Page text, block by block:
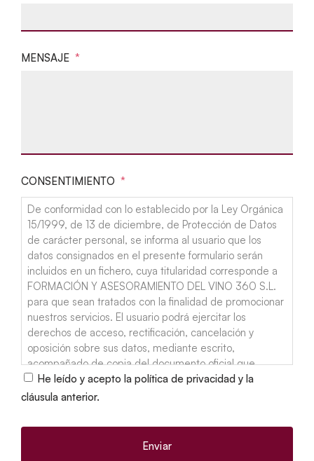
MENSAJE *
CONSENTIMIENTO *
De conformidad con lo establecido por la Ley Orgánica
15/1999, de 13 de diciembre, de Protección de Datos
de carácter personal, se informa al usuario que los
datos consignados en el presente formulario serán
incluidos en un fichero, cuya titularidad corresponde a
FORMACIÓN Y ASESORAMIENTO DEL VINO 360 S.L.
para que sean tratados con la finalidad de promocionar
nuestros servicios. El usuario podrá ejercitar los
derechos de acceso, rectificación, cancelación y
oposición sobre sus datos, mediante escrito,
acompañado de copia del documento oficial que
acredite su identidad, dirigido a FORMACIÓN Y
ASESORAMIENTO DEL VINO 360 S.L. a través de
indicando en la línea de Asunto el derecho que desea
ejercitar; o mediante correo ordinario remitido a
He leído y acepto la política de privacidad y la
cláusula anterior.